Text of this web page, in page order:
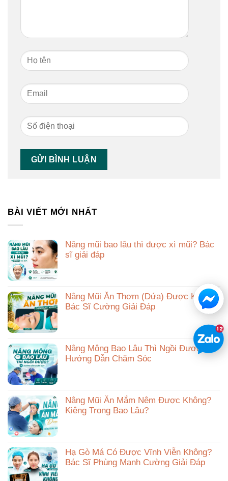
BÀI VIẾT MỚI NHẤT
Nâng mũi bao lâu thì được xì mũi? Bác
sĩ giải đáp
Nâng Mũi Ăn Thơm (Dứa) Được Không?
Bác Sĩ Cường Giải Đáp
Nâng Mông Bao Lâu Thì Ngồi Được?
Hướng Dẫn Chăm Sóc
Nâng Mũi Ăn Mắm Nêm Được Không?
Kiêng Trong Bao Lâu?
Hạ Gò Má Có Được Vĩnh Viễn Không?
Bác Sĩ Phùng Mạnh Cường Giải Đáp